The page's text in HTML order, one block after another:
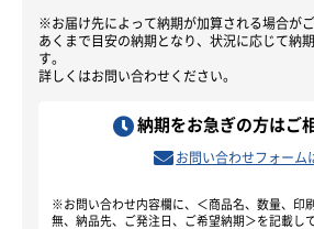
※お届け先によって納期が加算される場合がご
あくまで目安の納期となり、状況に応じて納
す。
詳しくはお問い合わせください。
納期をお急ぎの方はご
お問い合わせフォーム
※お問い合わせ内容欄に、＜商品名、数量、印
無、納品先、ご発注日、ご希望納期＞を記載し